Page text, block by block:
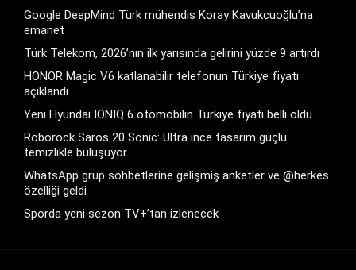
Google DeepMind Türk mühendis Koray Kavukcuoğlu’na
emanet
Türk Telekom, 2026’nın ilk yarısında gelirini yüzde 9 artırdı
HONOR Magic V6 katlanabilir telefonun Türkiye fiyatı
açıklandı
Yeni Hyundai IONIQ 6 otomobilin Türkiye fiyatı belli oldu
Roborock Saros 20 Sonic: Ultra ince tasarım güçlü
temizlikle buluşuyor
WhatsApp grup sohbetlerine gelişmiş anketler ve @herkes
özelliği geldi
Sporda yeni sezon TV+’tan izlenecek